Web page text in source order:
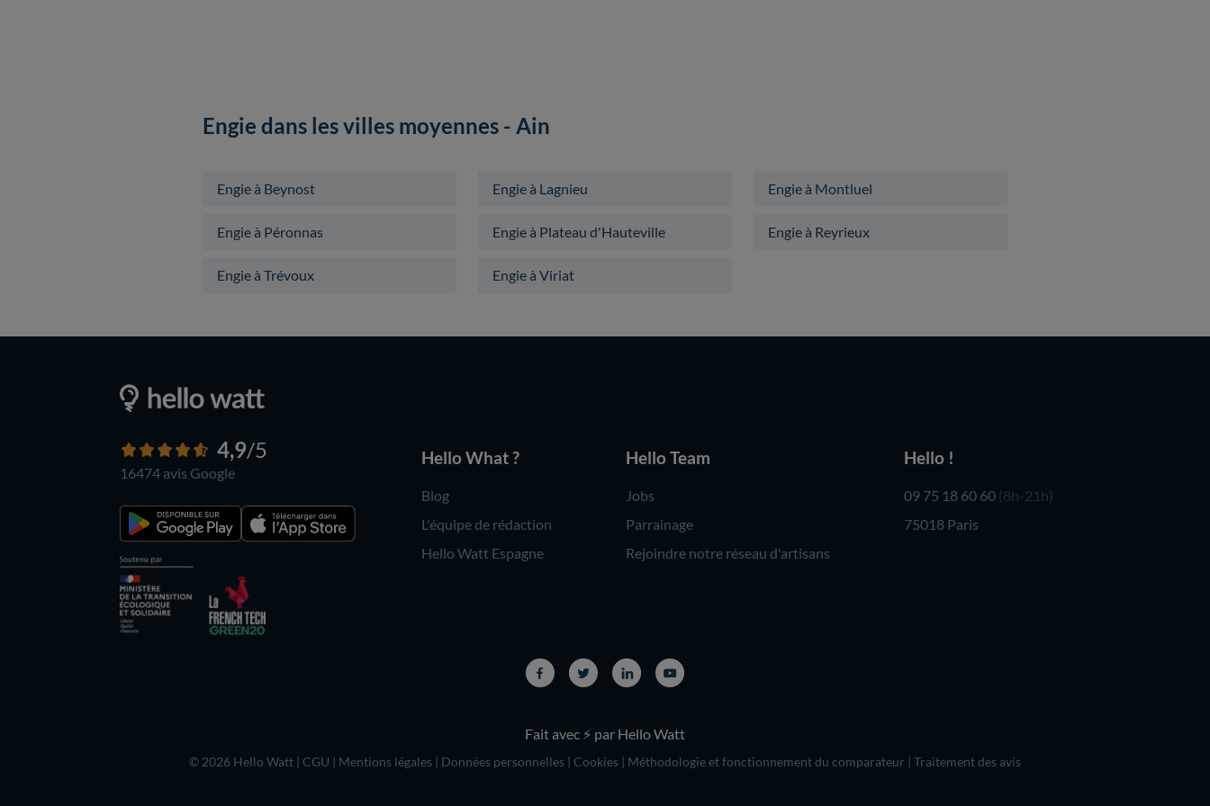
Engie dans les villes moyennes - Ain
Engie à Beynost Engie à Lagnieu Engie à Montluel
Engie à Péronnas Engie à Plateau d'Hauteville Engie à Reyrieux
Engie à Trévoux Engie à Viriat
4,9/5
16474 avis Google
Hello What ?
Blog
L'équipe de rédaction
Hello Watt Espagne
Hello Team
Jobs
Parrainage
Rejoindre notre réseau d'artisans
Hello !
09 75 18 60 60 (8h-21h)
75018 Paris
Fait avec ⚡ par Hello Watt
© 2026 Hello Watt | CGU | Mentions légales | Données personnelles | Cookies | Méthodologie et fonctionnement du comparateur | Traitement des avis